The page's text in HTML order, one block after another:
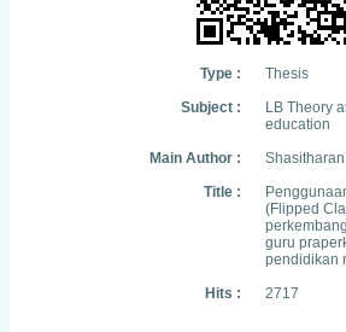
Type :
Thesis
Subject :
LB Theory
education
Main Author :
Title :
(Flipped
guru
pendidikan
Hits :
2717